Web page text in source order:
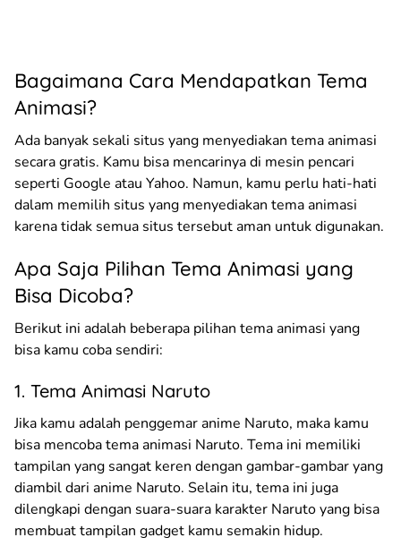
Bagaimana Cara Mendapatkan Tema
Animasi?
Ada banyak sekali situs yang menyediakan tema animasi
secara gratis. Kamu bisa mencarinya di mesin pencari
seperti Google atau Yahoo. Namun, kamu perlu hati-hati
dalam memilih situs yang menyediakan tema animasi
karena tidak semua situs tersebut aman untuk digunakan.
Apa Saja Pilihan Tema Animasi yang
Bisa Dicoba?
Berikut ini adalah beberapa pilihan tema animasi yang
bisa kamu coba sendiri:
1. Tema Animasi Naruto
Jika kamu adalah penggemar anime Naruto, maka kamu
bisa mencoba tema animasi Naruto. Tema ini memiliki
tampilan yang sangat keren dengan gambar-gambar yang
diambil dari anime Naruto. Selain itu, tema ini juga
dilengkapi dengan suara-suara karakter Naruto yang bisa
membuat tampilan gadget kamu semakin hidup.